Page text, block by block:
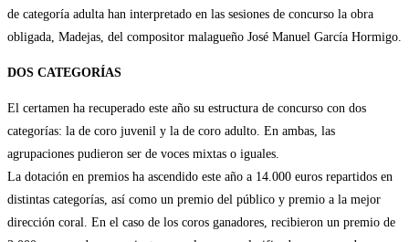
de categoría adulta han interpretado en las sesiones de concurso la obra
obligada, Madejas, del compositor malagueño José Manuel García Hormigo.
DOS CATEGORÍAS
El certamen ha recuperado este año su estructura de concurso con dos
categorías: la de coro juvenil y la de coro adulto. En ambas, las
agrupaciones pudieron ser de voces mixtas o iguales.
La dotación en premios ha ascendido este año a 14.000 euros repartidos en
distintas categorías, así como un premio del público y premio a la mejor
dirección coral. En el caso de los coros ganadores, recibieron un premio de